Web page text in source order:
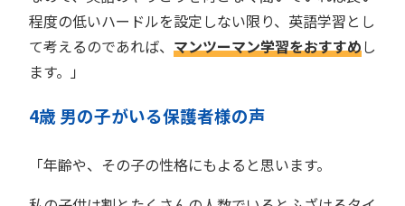
程度の低いハードルを設定しない限り、英語学習とし
て考えるのであれば、 マンツーマン学習をおすすめし
ます。」
4歳 男の子がいる保護者様の声
「年齢や、その子の性格にもよると思います。